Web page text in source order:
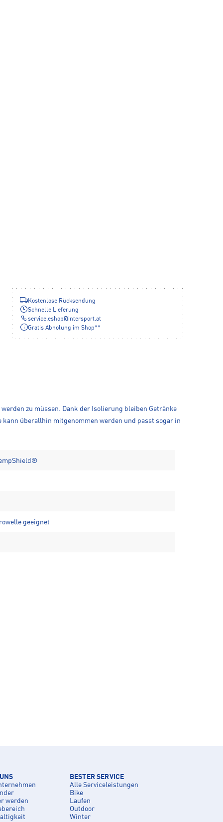
Kostenlose Rücksendung
Schnelle Lieferung
service.eshop@intersport.at
Gratis Abholung im Shop**
zu müssen. Dank der Isolierung bleiben Getränke
überallhin mitgenommen werden und passt sogar in
geeignet
werden
BESTER SERVICE
Alle Serviceleistungen
Bike
Laufen
Outdoor
Winter